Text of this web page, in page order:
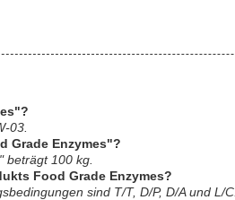
03.
Grade Enzymes"?
beträgt 100 kg.
Food Grade Enzymes?
sind T/T, D/P, D/A und L/C.